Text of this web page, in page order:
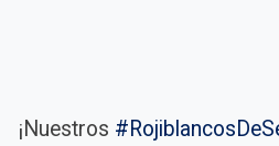
¡Nuestros